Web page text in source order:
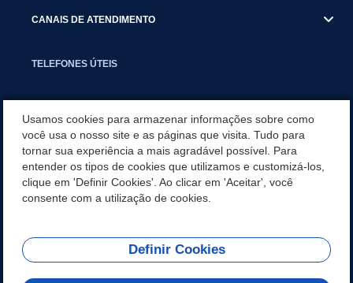
CANAIS DE ATENDIMENTO
TELEFONES ÚTEIS
NOTÍCIAS
APLICATIVO
REDES SOCIAIS
Usamos cookies para armazenar informações sobre como
você usa o nosso site e as páginas que visita. Tudo para
tornar sua experiência a mais agradável possível. Para
entender os tipos de cookies que utilizamos e customizá-los,
clique em 'Definir Cookies'. Ao clicar em 'Aceitar', você
consente com a utilização de cookies.
Definir Cookies